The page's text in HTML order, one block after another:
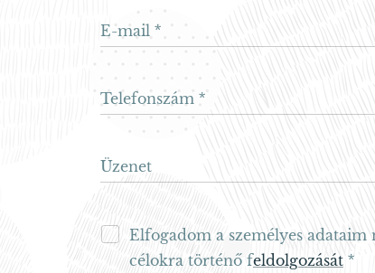
E-mail
Telefonszám
Üzenet
Elfogadom a személyes adataim
célokra történő feldolgozását